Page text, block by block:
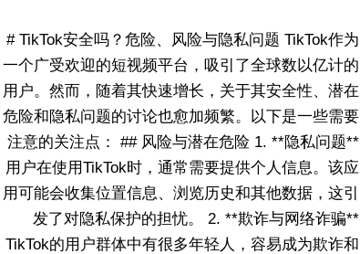
# TikTok安全吗？危险、风险与隐私问题 TikTok作为
一个广受欢迎的短视频平台，吸引了全球数以亿计的
用户。然而，随着其快速增长，关于其安全性、潜在
危险和隐私问题的讨论也愈加频繁。以下是一些需要
注意的关注点： ## 风险与潜在危险 1. **隐私问题**
用户在使用TikTok时，通常需要提供个人信息。该应
用可能会收集位置信息、浏览历史和其他数据，这引
发了对隐私保护的担忧。 2. **欺诈与网络诈骗**
TikTok的用户群体中有很多年轻人，容易成为欺诈和